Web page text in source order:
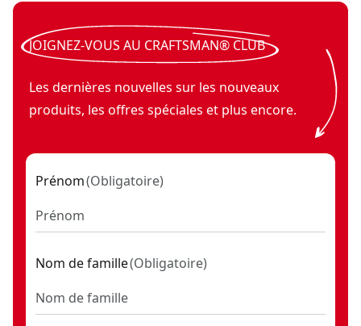
JOIGNEZ-VOUS AU CRAFTSMAN® CLUB
Les dernières nouvelles sur les nouveaux
produits, les offres spéciales et plus encore.
Prénom(Obligatoire)
Nom de famille(Obligatoire)